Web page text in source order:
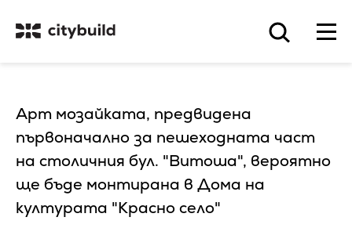
Арт мозайката, предвидена
първоначално за пешеходната част
на столичния бул. "Витоша", вероятно
ще бъде монтирана в Дома на
културата "Красно село"